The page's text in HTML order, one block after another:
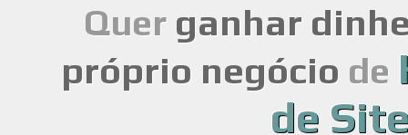
Quer ganhar
próprio negócio de
de